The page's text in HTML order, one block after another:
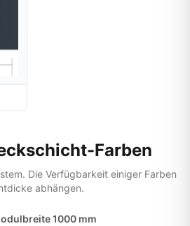
Farben
Die Verfügbarkeit einiger Farben
abhängen.
1000 mm